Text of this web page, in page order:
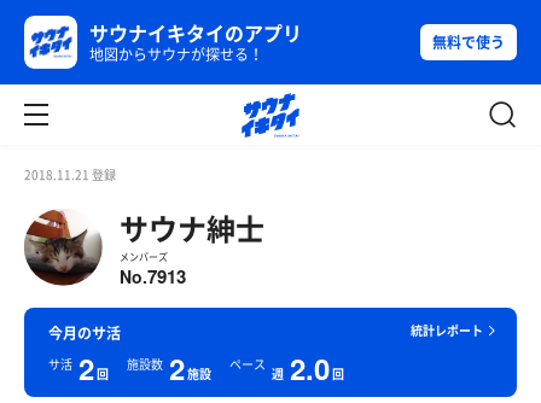
サウナイキタイのアプリ
地図からサウナが探せる！
無料で使う
2018.11.21 登録
サウナ紳士
メンバーズ
No.7913
統計レポート
今月のサ活
サ活 2回
施設数 2施設
ペース
週 2.0回